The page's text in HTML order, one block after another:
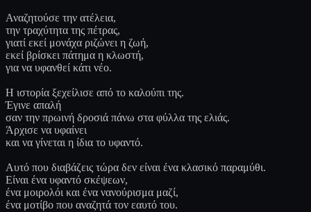
Αναζητούσε την ατέλεια,
την τραχύτητα της πέτρας,
γιατί εκεί μονάχα ριζώνει η ζωή,
εκεί βρίσκει πάτημα η κλωστή,
για να υφανθεί κάτι νέο.
Η ιστορία ξεχείλισε από το καλούπι της.
Έγινε απαλή
σαν την πρωινή δροσιά πάνω στα φύλλα της ελιάς.
Άρχισε να υφαίνει
και να γίνεται η ίδια το υφαντό.
Αυτό που διαβάζεις τώρα δεν είναι ένα κλασικό παραμύθι.
Είναι ένα υφαντό σκέψεων,
ένα μοιρολόι και ένα νανούρισμα μαζί,
ένα μοτίβο που αναζητά τον εαυτό του.